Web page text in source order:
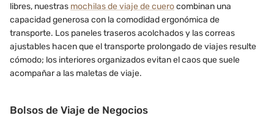
libres, nuestras mochilas de viaje de cuerocombinan una
capacidad generosa con la comodidad ergonómica de
transporte. Los paneles traseros acolchados y las correas
ajustables hacen que el transporte prolongado de viajes resulte
cómodo; los interiores organizados evitan el caos que suele
acompañar a las maletas de viaje.
Bolsos de Viaje de Negocios